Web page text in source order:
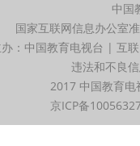
中国
国家互联网信息办公室
办：中国教育电视台 | 互
违法和不良
2017 中国教育
京ICP备